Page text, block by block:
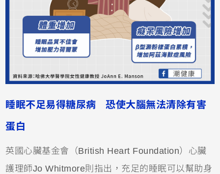
睡眠不足易得糖尿病 恐使大腦無法清除有害
蛋白
英國心臟基金會（British Heart Foundation）心臟
護理師Jo Whitmore則指出，充足的睡眠可以幫助身